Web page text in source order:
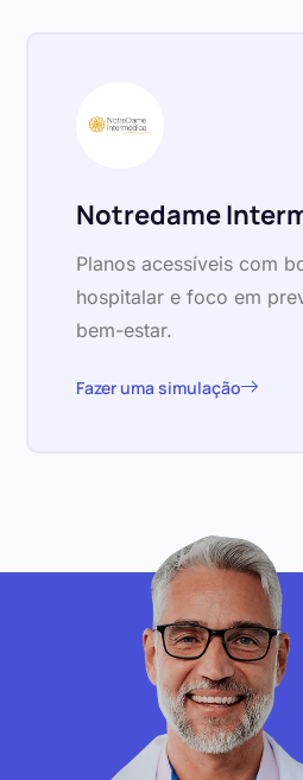
Notredame
Planos acessíveis com
hospitalar e foco em
bem-estar.
Fazer uma simulação